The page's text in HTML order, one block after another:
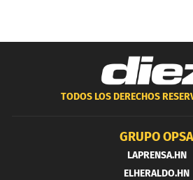
TODOS LOS DERECHOS
GRUPO OPSA
LAPRENSA.HN
ELHERALDO.HN